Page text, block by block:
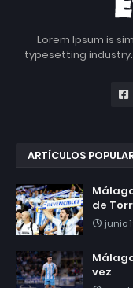
Lorem Ipsum is
typesetting
ARTÍCULOS
de
junio
vez